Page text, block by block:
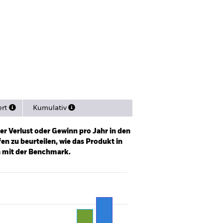
Kumulativ
Verlust oder Gewinn pro Jahr in den
zu beurteilen, wie das Produkt in
mit der Benchmark.